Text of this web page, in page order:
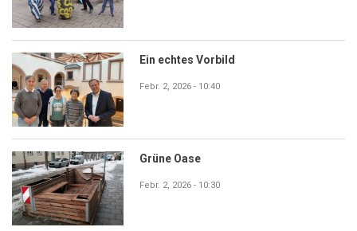
Ein echtes Vorbild
Febr. 2, 2026 - 10:40
Grüne Oase
Febr. 2, 2026 - 10:30